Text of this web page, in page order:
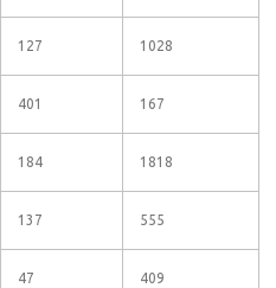
127 1028
401 167
184 1818
137 555
47 409